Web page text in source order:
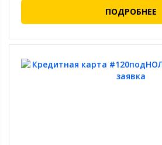
ПОДРОБНЕЕ